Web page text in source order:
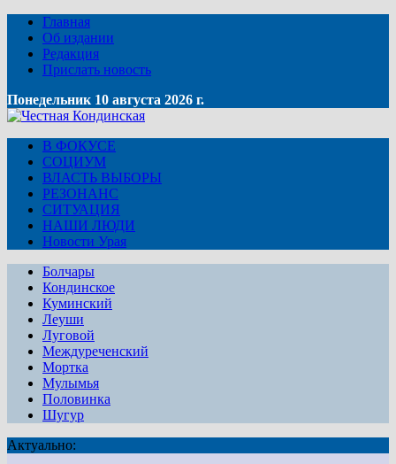
Главная
Об издании
Редакция
Прислать новость
Понедельник 10 августа 2026 г.
В ФОКУСЕ
СОЦИУМ
ВЛАСТЬ ВЫБОРЫ
РЕЗОНАНС
СИТУАЦИЯ
НАШИ ЛЮДИ
Новости Урая
Болчары
Кондинское
Куминский
Леуши
Луговой
Междуреченский
Мортка
Мулымья
Половинка
Шугур
Актуально: